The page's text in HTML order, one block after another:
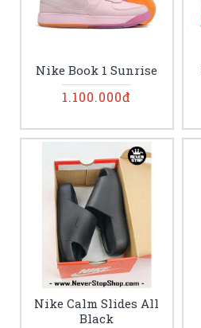
Nike Book 1 Sunrise
1.100.000đ
Nike Calm Slides All
Black